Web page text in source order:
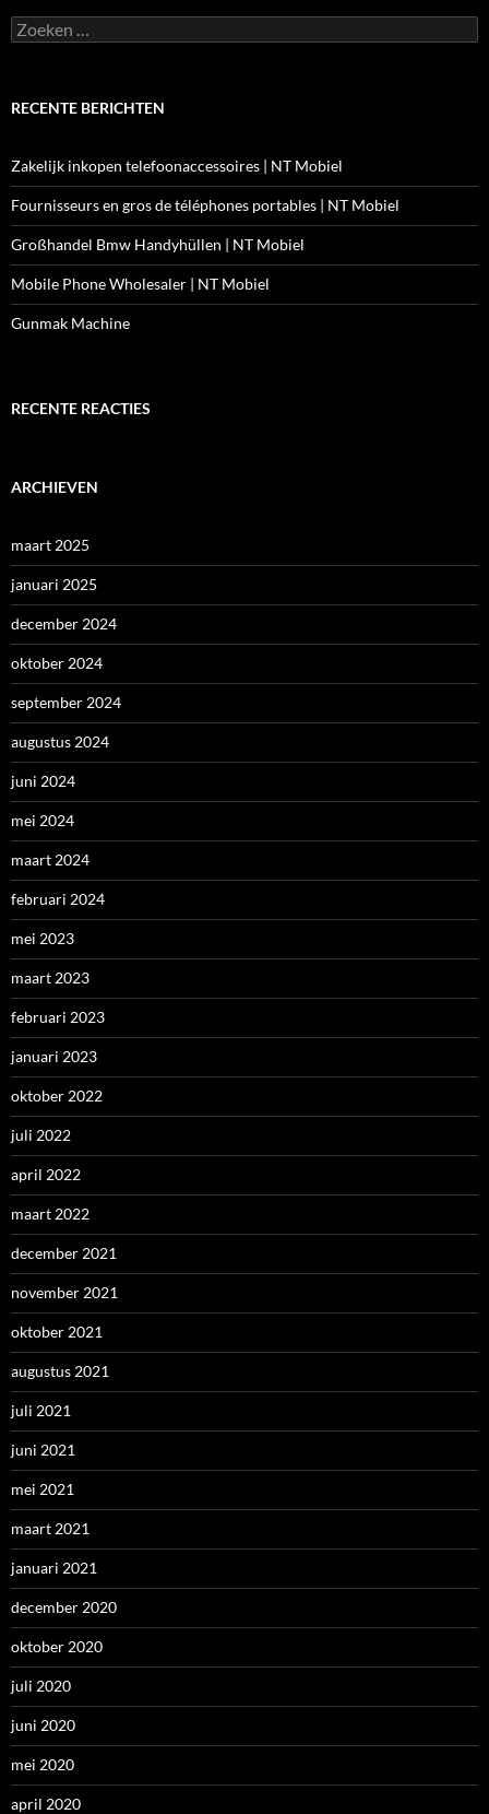
Zoeken
naar:
RECENTE BERICHTEN
Zakelijk inkopen telefoonaccessoires | NT Mobiel
Fournisseurs en gros de téléphones portables | NT Mobiel
Großhandel Bmw Handyhüllen | NT Mobiel
Mobile Phone Wholesaler | NT Mobiel
Gunmak Machine
RECENTE REACTIES
ARCHIEVEN
maart 2025
januari 2025
december 2024
oktober 2024
september 2024
augustus 2024
juni 2024
mei 2024
maart 2024
februari 2024
mei 2023
maart 2023
februari 2023
januari 2023
oktober 2022
juli 2022
april 2022
maart 2022
december 2021
november 2021
oktober 2021
augustus 2021
juli 2021
juni 2021
mei 2021
maart 2021
januari 2021
december 2020
oktober 2020
juli 2020
juni 2020
mei 2020
april 2020